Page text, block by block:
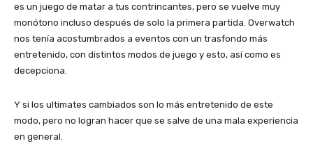
es un juego de matar a tus contrincantes, pero se vuelve muy
monótono incluso después de solo la primera partida. Overwatch
nos tenía acostumbrados a eventos con un trasfondo más
entretenido, con distintos modos de juego y esto, así como es
decepciona.
Y si los ultimates cambiados son lo más entretenido de este
modo, pero no logran hacer que se salve de una mala experiencia
en general.